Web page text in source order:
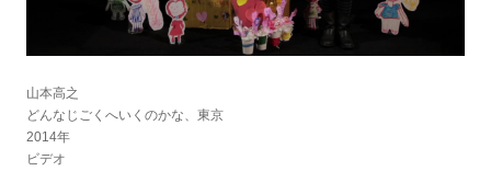
山本高之
どんなじごくへいくのかな、東京
2014年
ビデオ